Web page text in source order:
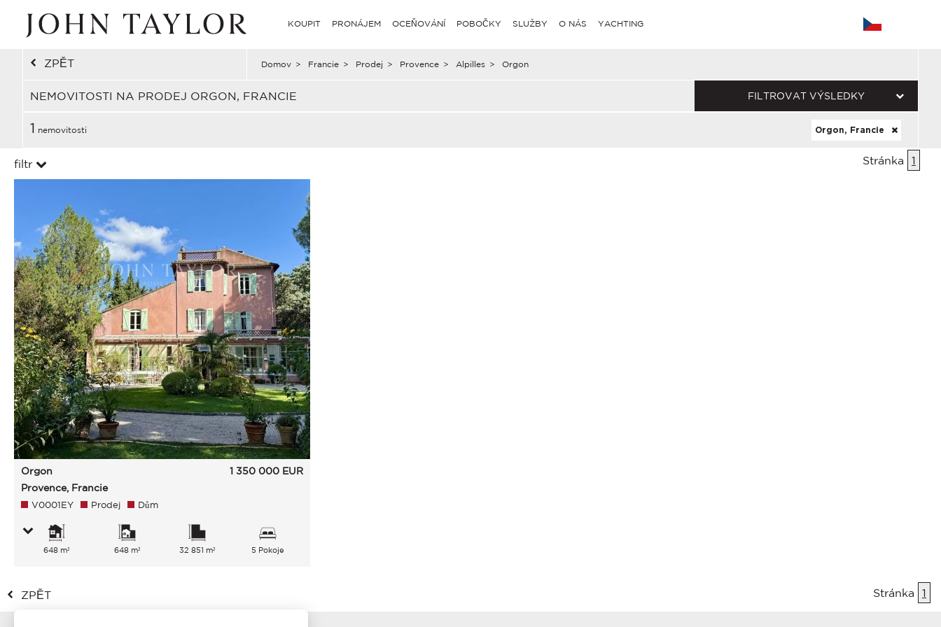
KOUPIT PRONÁJEM OCEŇOVÁNÍ POBOČKY SLUŽBY O NÁS YACHTING
ZPĚT Domov > Francie > Prodej > Provence > Alpilles > Orgon
NEMOVITOSTI NA PRODEJ ORGON, FRANCIE FILTROVAT VÝSLEDKY
1 nemovitosti Orgon, Francie
filtr Stránka 1
Orgon
Provence, Francie
1 350 000 EUR
V0001EY Prodej Dům
648 m² 648 m² 32 851 m² 5 Pokoje
ZPĚT Stránka 1